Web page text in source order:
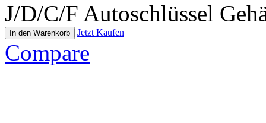
J/D/C/F Autoschlüssel
In den Warenkorb Jetzt Kaufen
Compare